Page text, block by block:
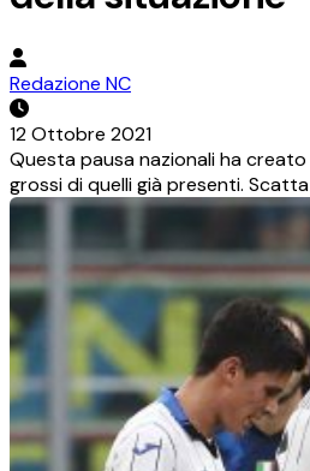
Redazione NC
12 Ottobre 2021
Questa pausa nazionali ha
grossi di quelli già presenti.